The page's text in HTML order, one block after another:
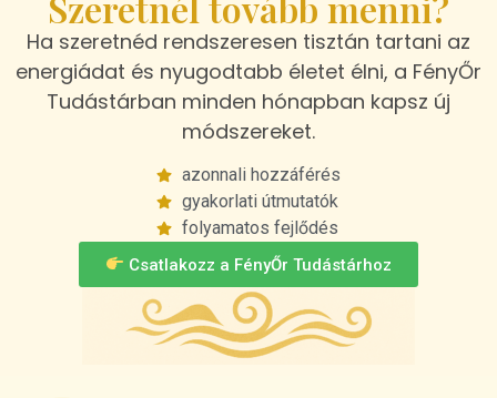
Ha szeretnéd rendszeresen tisztán tartani az
energiádat és nyugodtabb életet élni, a FényŐr
Tudástárban minden hónapban kapsz új
módszereket.
azonnali hozzáférés
gyakorlati útmutatók
folyamatos fejlődés
Csatlakozz a FényŐr Tudástárhoz